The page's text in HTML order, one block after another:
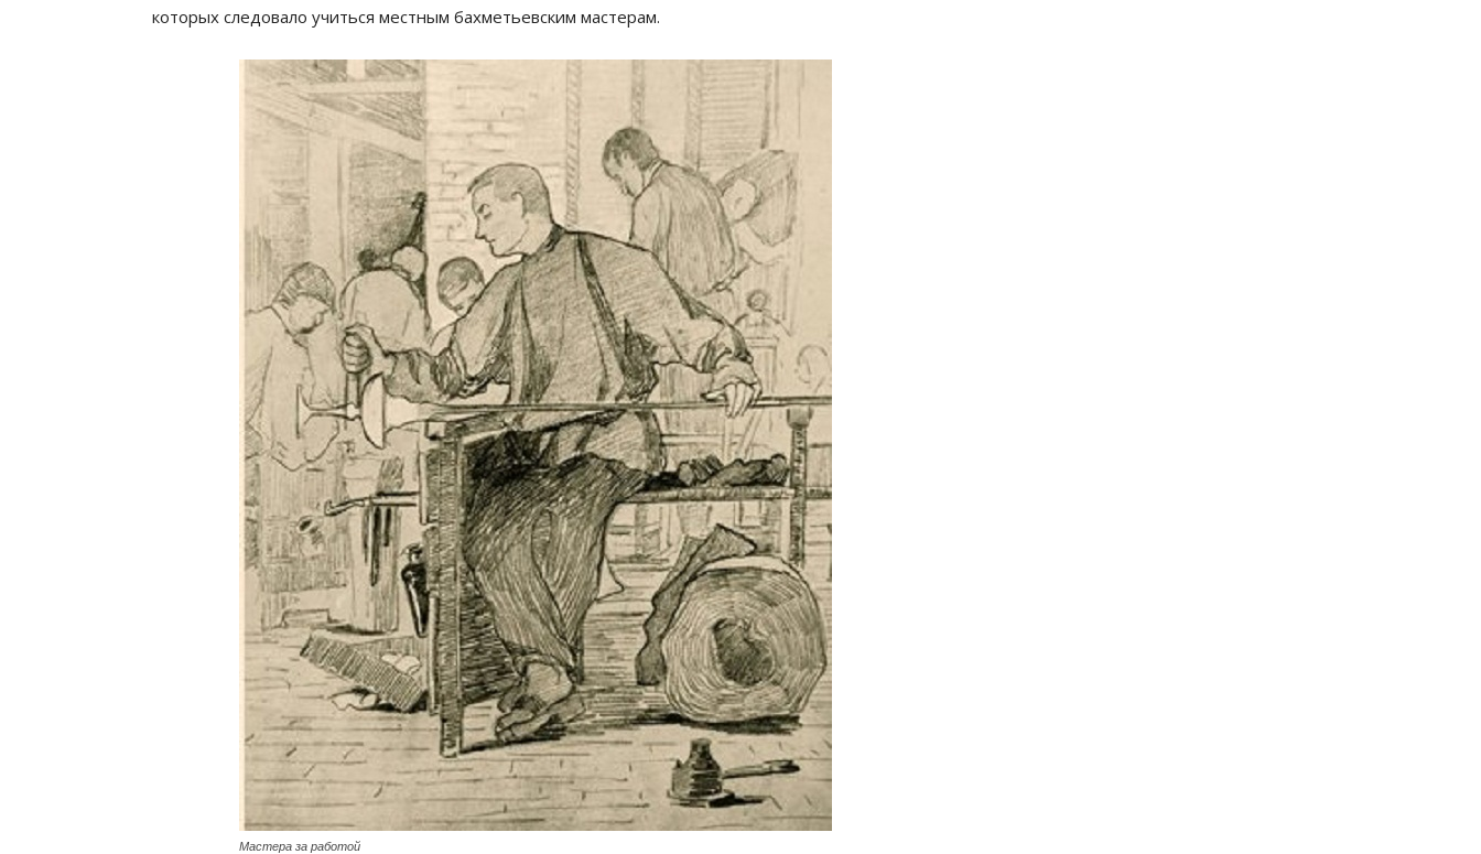
которых следовало учиться местным бахметьевским мастерам.
Мастера за работой